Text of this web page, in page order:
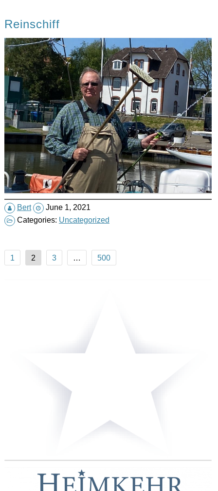
Reinschiff
Bert
June 1, 2021
Categories: Uncategorized
Posts
pagination
1 2 3 … 500